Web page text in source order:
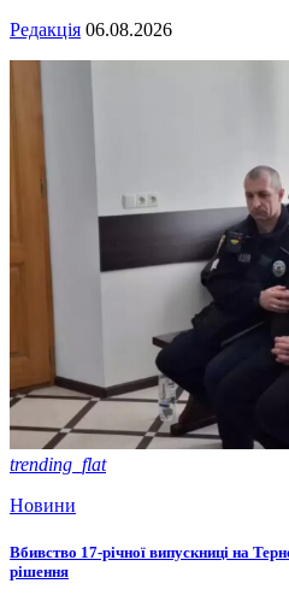
Редакція 06.08.2026
trending_flat
Новини
Вбивство 17-річної випускниці на
рішення